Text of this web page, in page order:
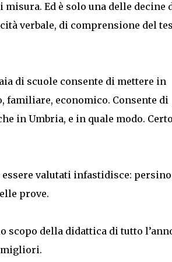
Ed è solo una delle decine
verbale, di comprensione del
di scuole consente di mettere in
familiare, economico. Consente di
in Umbria, e in quale modo.
valutati infastidisce:
prove.
scopo della didattica di tutto
migliori.